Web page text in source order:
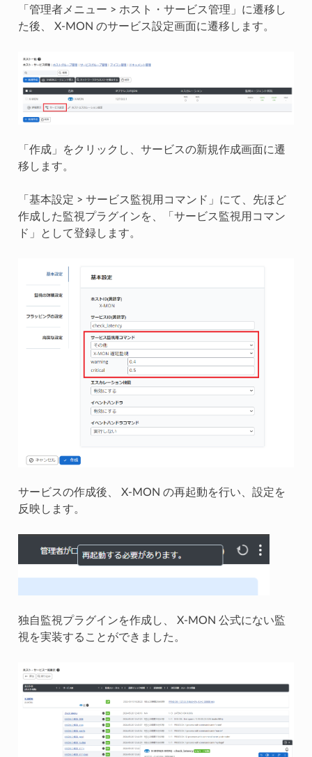
「管理者メニュー > ホスト・サービス管理」に遷移し
た後、 X-MON のサービス設定画面に遷移します。
「作成」をクリックし、サービスの新規作成画面に遷
移します。
「基本設定 > サービス監視用コマンド」にて、先ほど
作成した監視プラグインを、「サービス監視用コマン
ド」として登録します。
サービスの作成後、 X-MON の再起動を行い、設定を
反映します。
独自監視プラグインを作成し、 X-MON 公式にない監
視を実装することができました。